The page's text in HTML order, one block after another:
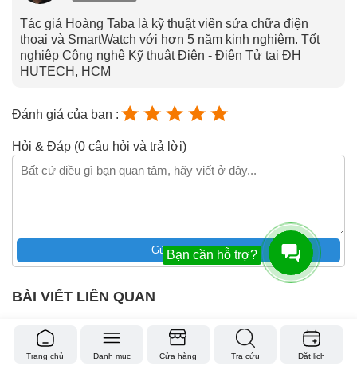
Tác giả Hoàng Taba là kỹ thuật viên sửa chữa điện
thoại và SmartWatch với hơn 5 năm kinh nghiệm. Tốt
nghiệp Công nghệ Kỹ thuật Điện - Điện Tử tại ĐH
HUTECH, HCM
Đánh giá của bạn :
Hỏi & Đáp (0 câu hỏi và trả lời)
Gửi câu hỏi
BÀI VIẾT LIÊN QUAN
Trang chủ Danh mục Cửa hàng Tra cứu Đặt lịch
Bạn cần hỗ trợ?